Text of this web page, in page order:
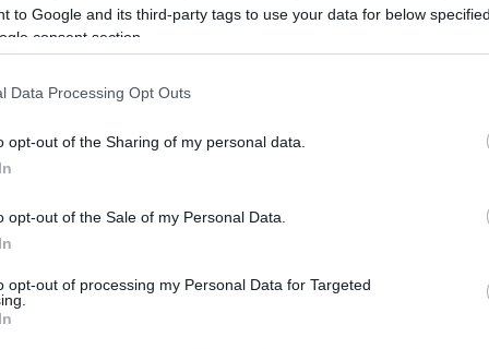
to Google and its third-party tags to use your data for below
consent section.
Data Processing Opt Outs
opt-out of the Sharing of my personal data.
opt-out of the Sale of my Personal Data.
opt-out of processing my Personal Data for Targeted
redditi.
si è diffusa nel 2020, quando il Governo ha
consiste nell’offerta di servizi fittizi da parte di
con cui si promettono agevolazioni fiscali
talvolta, si chiedono somme di denaro
promessa.